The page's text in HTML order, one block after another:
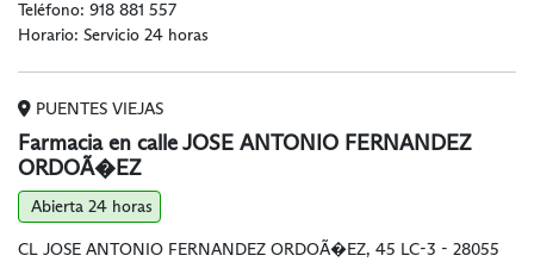
Teléfono: 918 881 557
Horario: Servicio 24 horas
PUENTES VIEJAS
Farmacia en calle JOSE ANTONIO FERNANDEZ
ORDOÃ�EZ
Abierta 24 horas
CL JOSE ANTONIO FERNANDEZ ORDOÃ�EZ, 45 LC-3 - 28055